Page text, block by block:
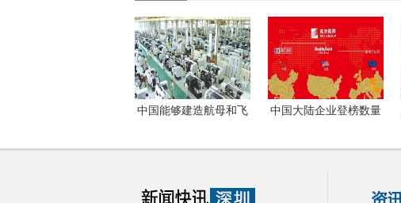
中国能够建造航母和飞
中国大陆企业登榜数量